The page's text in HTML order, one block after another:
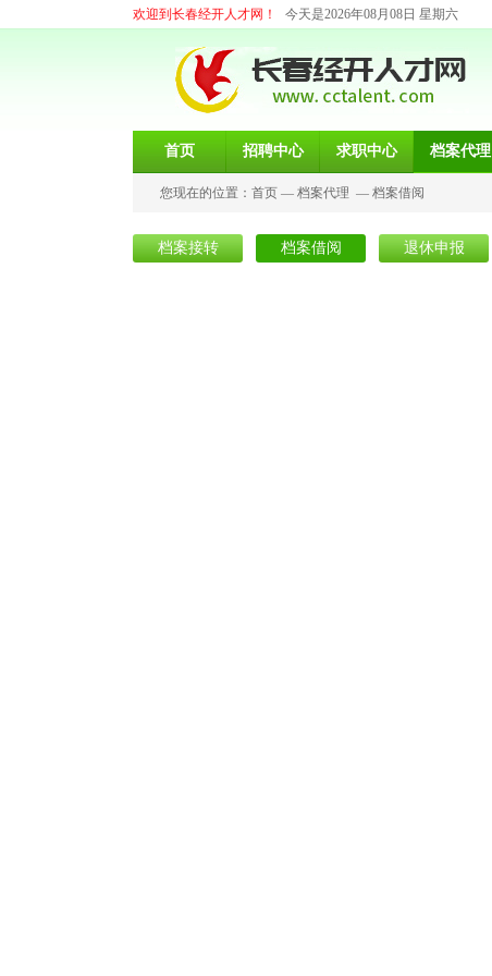
欢迎到长春经开人才网！ 今天是2026年08月08日 星期六
首页 招聘中心 求职中心 档案代理
您现在的位置： 首页 — 档案代理 — 档案借阅
档案接转 档案借阅 退休申报